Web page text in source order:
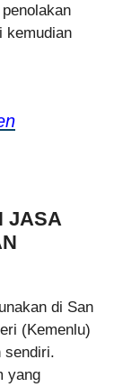
kemudian
JASA
di San
(Kemenlu)
sendiri.
yang